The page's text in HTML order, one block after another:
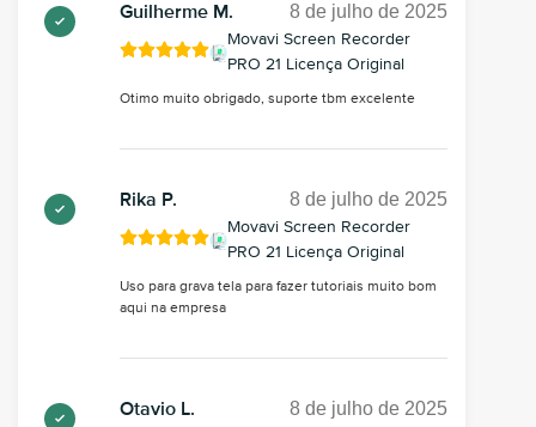
Guilherme M. 8 de julho de 2025
Movavi Screen Recorder
PRO 21 Licença Original
Otimo muito obrigado, suporte tbm excelente
Rika P. 8 de julho de 2025
Movavi Screen Recorder
PRO 21 Licença Original
Uso para grava tela para fazer tutoriais muito bom
aqui na empresa
Otavio L. 8 de julho de 2025